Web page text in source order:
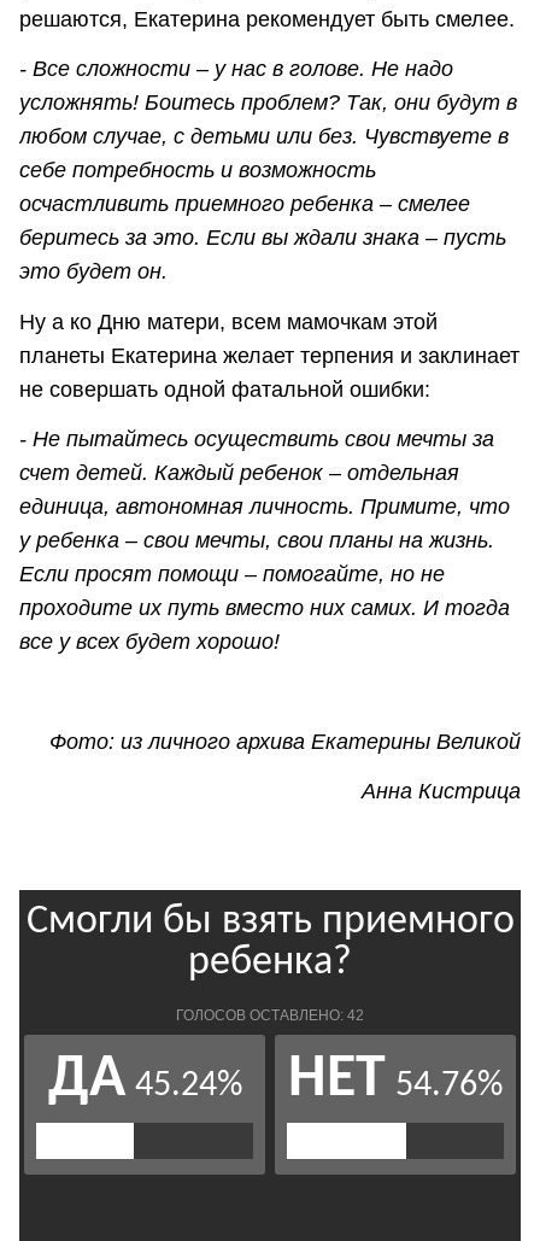
решаются, Екатерина рекомендует быть смелее.
- Все сложности – у нас в голове. Не надо
усложнять! Боитесь проблем? Так, они будут в
любом случае, с детьми или без. Чувствуете в
себе потребность и возможность
осчастливить приемного ребенка – смелее
беритесь за это. Если вы ждали знака – пусть
это будет он.
Ну а ко Дню матери, всем мамочкам этой
планеты Екатерина желает терпения и заклинает
не совершать одной фатальной ошибки:
- Не пытайтесь осуществить свои мечты за
счет детей. Каждый ребенок – отдельная
единица, автономная личность. Примите, что
у ребенка – свои мечты, свои планы на жизнь.
Если просят помощи – помогайте, но не
проходите их путь вместо них самих. И тогда
все у всех будет хорошо!
Фото: из личного архива Екатерины Великой
Анна Кистрица